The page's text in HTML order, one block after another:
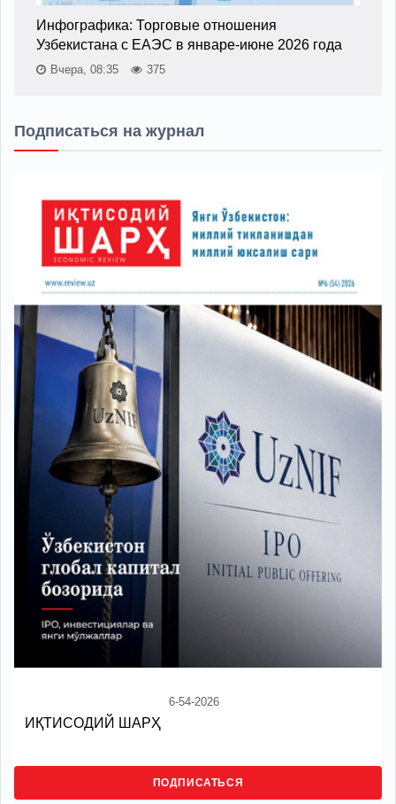
Инфографика: Торговые отношения
Узбекистана с ЕАЭС в январе-июне 2026 года
Вчера, 08:35 375
Подписаться на журнал
6-54-2026
ИҚТИСОДИЙ ШАРҲ
ПОДПИСАТЬСЯ